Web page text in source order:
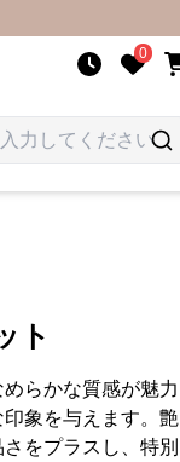
0
ト
らかな質感が魅力
象を与えます。艶
をプラスし、特別